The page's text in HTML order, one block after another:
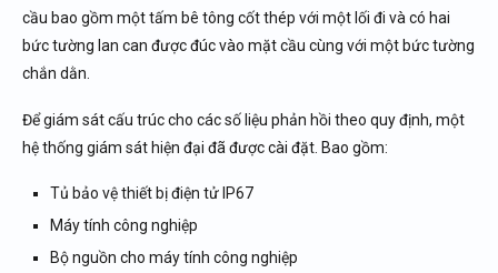
cầu bao gồm một tấm bê tông cốt thép với một lối đi và có hai
bức tường lan can được đúc vào mặt cầu cùng với một bức tường
chắn dằn.
Để giám sát cấu trúc cho các số liệu phản hồi theo quy định, một
hệ thống giám sát hiện đại đã được cài đặt. Bao gồm:
Tủ bảo vệ thiết bị điện tử IP67
Máy tính công nghiệp
Bộ nguồn cho máy tính công nghiệp